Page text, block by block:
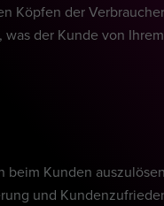
Köpfen der
der Kunde von
Kunden
und